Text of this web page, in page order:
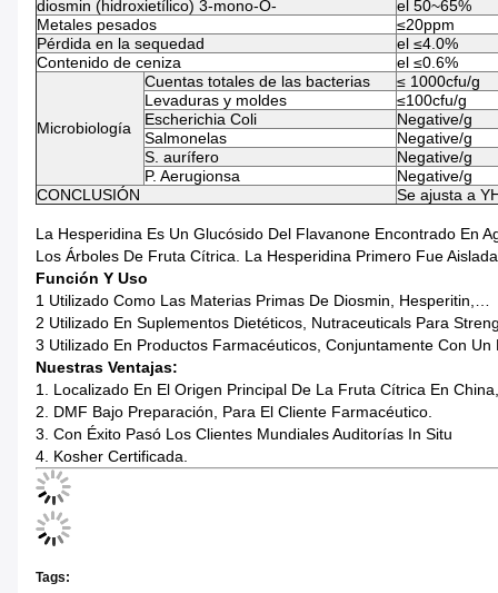
diosmin (hidroxietílico) 3-mono-O-
el 50~65%
Metales pesados
≤20ppm
Pérdida en la sequedad
el ≤4.0%
Contenido de ceniza
el ≤0.6%
Microbiología
Cuentas totales de las bacterias
≤ 1000cfu/g
Levaduras y moldes
≤100cfu/g
Escherichia Coli
Negative/g
Salmonelas
Negative/g
S. aurífero
Negative/g
P. Aerugionsa
Negative/g
CONCLUSIÓN
Se ajusta a
La Hesperidina Es Un Glucósido Del Flavanone Encontrado En
Los Árboles De Fruta Cítrica. La Hesperidina Primero Fue
Función Y Uso
1 Utilizado Como Las Materias Primas De Diosmin, Hesperitin,…
2 Utilizado En Suplementos Dietéticos, Nutraceuticals Para
3 Utilizado En Productos Farmacéuticos, Conjuntamente Con
Nuestras Ventajas:
1. Localizado En El Origen Principal De La Fruta Cítrica En
2. DMF Bajo Preparación, Para El Cliente Farmacéutico.
3. Con Éxito Pasó Los Clientes Mundiales Auditorías In Situ
4. Kosher Certificada.
Tags: